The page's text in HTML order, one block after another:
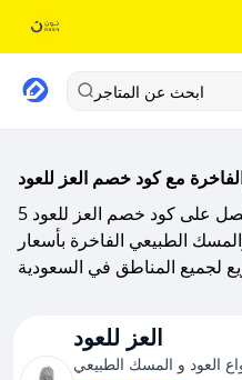
ابحث عن المتاجر
مع كود خصم العز للعود
احصل على كود خصم العز للعود 5SM بقيمة 5% من صحصح
الطبيعي الفاخرة بأسعار
لجميع المناطق في السعودية
العز للعود
العود و المسك الطبيعي